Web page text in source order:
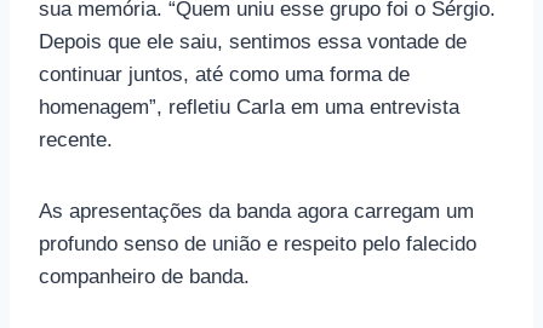
sua memória. “Quem uniu esse grupo foi o Sérgio.
Depois que ele saiu, sentimos essa vontade de
continuar juntos, até como uma forma de
homenagem”, refletiu Carla em uma entrevista
recente.
As apresentações da banda agora carregam um
profundo senso de união e respeito pelo falecido
companheiro de banda.